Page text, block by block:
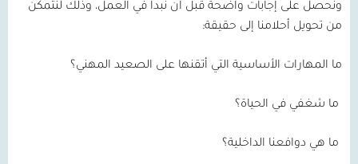
ونحصل على إجابات واضحة قبل أن نبدأ في العمل، وذلك لنتمكّن
من تحويل أحلامنا إلى حقيقة:
ما المهارات الأساسية التي أتقنها على الصعيد المهني؟
ما شغفي في الحياة؟
ما هي دوافعنا الداخلية؟